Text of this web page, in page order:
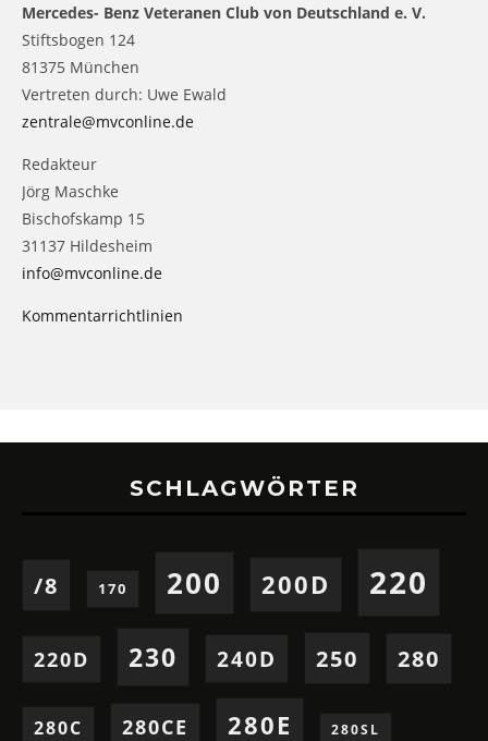
Mercedes- Benz Veteranen Club von Deutschland e. V.
Stiftsbogen 124
81375 München
Vertreten durch: Uwe Ewald
zentrale@mvconline.de
Redakteur
Jörg Maschke
Bischofskamp 15
31137 Hildesheim
info@mvconline.de
Kommentarrichtlinien
SCHLAGWÖRTER
/8 170 200 200D 220
220D 230 240D 250 280
280C 280CE 280E 280SL